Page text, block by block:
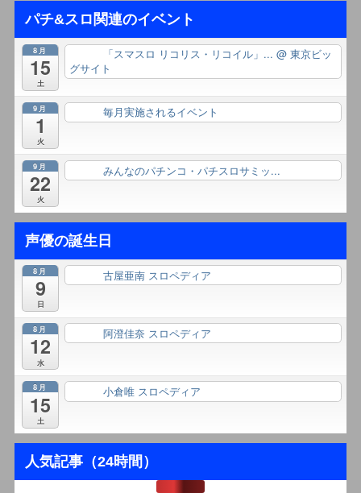
パチ&スロ関連のイベント
8月
15
土
「スマスロ リコリス・リコイル」... @ 東京ビッ
グサイト
9月
1
火
毎月実施されるイベント
9月
22
火
みんなのパチンコ・パチスロサミッ...
声優の誕生日
8月
9
日
古屋亜南 スロペディア
8月
12
水
阿澄佳奈 スロペディア
8月
15
土
小倉唯 スロペディア
人気記事（24時間）